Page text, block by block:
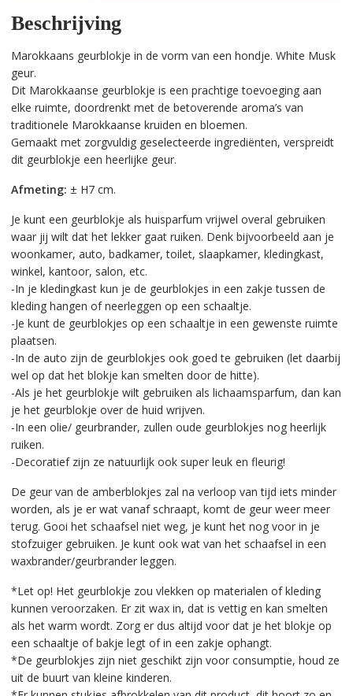
Beschrijving
Marokkaans geurblokje in de vorm van een hondje. White Musk
geur.
Dit Marokkaanse geurblokje is een prachtige toevoeging aan
elke ruimte, doordrenkt met de betoverende aroma’s van
traditionele Marokkaanse kruiden en bloemen.
Gemaakt met zorgvuldig geselecteerde ingrediënten, verspreidt
dit geurblokje een heerlijke geur.
Afmeting: ± H7 cm.
Je kunt een geurblokje als huisparfum vrijwel overal gebruiken
waar jij wilt dat het lekker gaat ruiken. Denk bijvoorbeeld aan je
woonkamer, auto, badkamer, toilet, slaapkamer, kledingkast,
winkel, kantoor, salon, etc.
-In je kledingkast kun je de geurblokjes in een zakje tussen de
kleding hangen of neerleggen op een schaaltje.
-Je kunt de geurblokjes op een schaaltje in een gewenste ruimte
plaatsen.
-In de auto zijn de geurblokjes ook goed te gebruiken (let daarbij
wel op dat het blokje kan smelten door de hitte).
-Als je het geurblokje wilt gebruiken als lichaamsparfum, dan kan
je het geurblokje over de huid wrijven.
-In een olie/ geurbrander, zullen oude geurblokjes nog heerlijk
ruiken.
-Decoratief zijn ze natuurlijk ook super leuk en fleurig!
De geur van de amberblokjes zal na verloop van tijd iets minder
worden, als je er wat vanaf schraapt, komt de geur weer meer
terug. Gooi het schaafsel niet weg, je kunt het nog voor in je
stofzuiger gebruiken. Je kunt ook wat van het schaafsel in een
waxbrander/geurbrander leggen.
*Let op! Het geurblokje zou vlekken op materialen of kleding
kunnen veroorzaken. Er zit wax in, dat is vettig en kan smelten
als het warm wordt. Zorg er dus altijd voor dat je het blokje op
een schaaltje of bakje legt of in een zakje ophangt.
*De geurblokjes zijn niet geschikt zijn voor consumptie, houd ze
uit de buurt van kleine kinderen.